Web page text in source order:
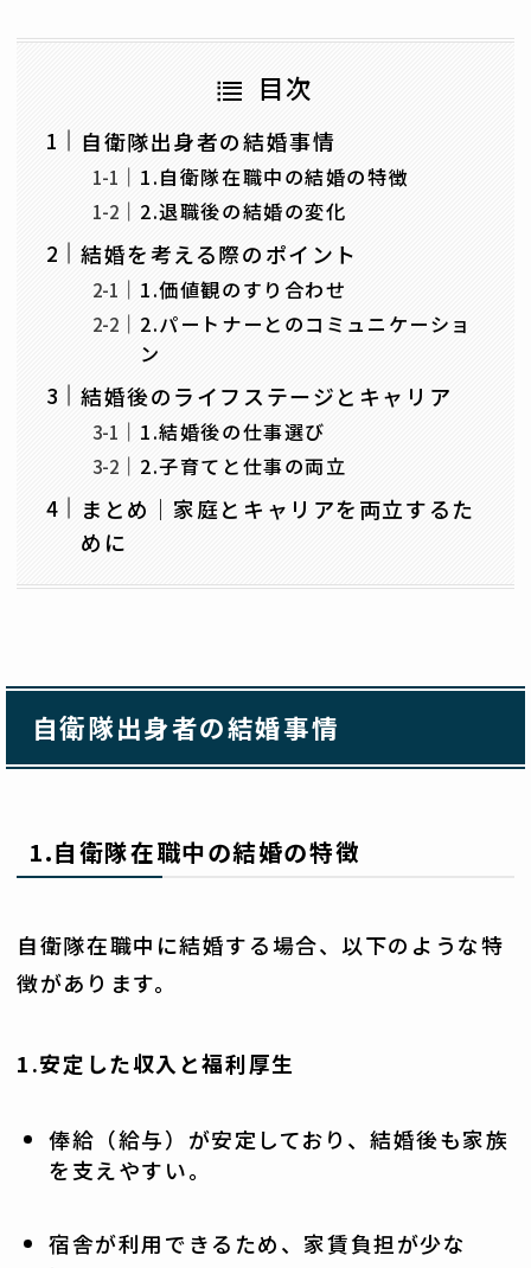
目次
自衛隊出身者の結婚事情
1.自衛隊在職中の結婚の特徴
2.退職後の結婚の変化
結婚を考える際のポイント
1.価値観のすり合わせ
2.パートナーとのコミュニケーショ
ン
結婚後のライフステージとキャリア
1.結婚後の仕事選び
2.子育てと仕事の両立
まとめ｜家庭とキャリアを両立するた
めに
自衛隊出身者の結婚事情
1.自衛隊在職中の結婚の特徴
自衛隊在職中に結婚する場合、以下のような特
徴があります。
1.安定した収入と福利厚生
俸給（給与）が安定しており、結婚後も家族
を支えやすい。
宿舎が利用できるため、家賃負担が少な